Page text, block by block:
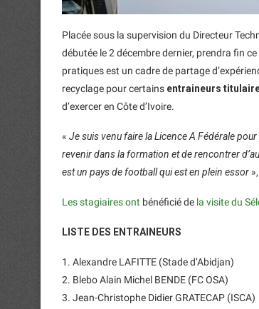
Placée sous la supervision du Directeur
débutée le 2 décembre dernier, prendra fin
pratiques est un cadre de partage
recyclage pour certains entraineurs
d’exercer en Côte d’Ivoire.
« Je suis venu faire la Licence A Fédérale
revenir dans la formation et de rencontrer
est un pays de football qui est en plein essor
Les stagiaires ont bénéficié de la visite du
LISTE DES ENTRAINEURS
1. Alexandre LAFITTE (Stade d’Abidjan)
2. Blebo Alain Michel BENDE (FC OSA)
3. Jean-Christophe Didier GRATECAP (ISCA)